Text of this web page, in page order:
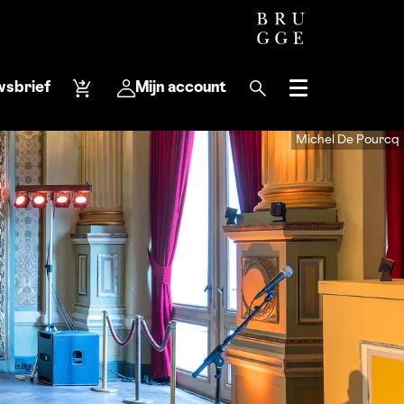
Mijn account Menu
Michel De Pourcq